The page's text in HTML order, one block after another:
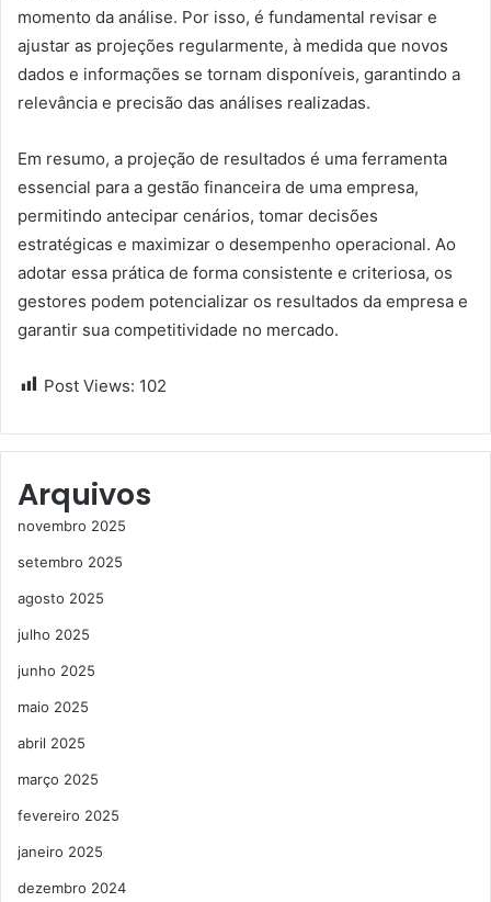
momento da análise. Por isso, é fundamental revisar e
ajustar as projeções regularmente, à medida que novos
dados e informações se tornam disponíveis, garantindo a
relevância e precisão das análises realizadas.
Em resumo, a projeção de resultados é uma ferramenta
essencial para a gestão financeira de uma empresa,
permitindo antecipar cenários, tomar decisões
estratégicas e maximizar o desempenho operacional. Ao
adotar essa prática de forma consistente e criteriosa, os
gestores podem potencializar os resultados da empresa e
garantir sua competitividade no mercado.
Post Views: 102
Arquivos
novembro 2025
setembro 2025
agosto 2025
julho 2025
junho 2025
maio 2025
abril 2025
março 2025
fevereiro 2025
janeiro 2025
dezembro 2024